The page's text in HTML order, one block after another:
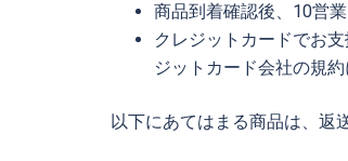
商品到着確認後、10営
クレジットカードでお
ジットカード会社の規約
以下にあてはまる商品は、返